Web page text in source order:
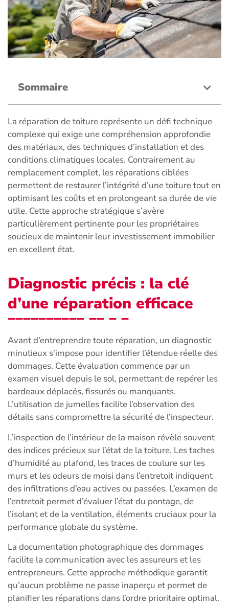
Sommaire
La réparation de toiture représente un défi technique
complexe qui exige une compréhension approfondie
des matériaux, des techniques d’installation et des
conditions climatiques locales. Contrairement au
remplacement complet, les réparations ciblées
permettent de restaurer l’intégrité d’une toiture tout en
optimisant les coûts et en prolongeant sa durée de vie
utile. Cette approche stratégique s’avère
particulièrement pertinente pour les propriétaires
soucieux de maintenir leur investissement immobilier
en excellent état.
Diagnostic précis : la clé
d’une réparation efficace
Avant d’entreprendre toute réparation, un diagnostic
minutieux s’impose pour identifier l’étendue réelle des
dommages. Cette évaluation commence par un
examen visuel depuis le sol, permettant de repérer les
bardeaux déplacés, fissurés ou manquants.
L’utilisation de jumelles facilite l’observation des
détails sans compromettre la sécurité de l’inspecteur.
L’inspection de l’intérieur de la maison révèle souvent
des indices précieux sur l’état de la toiture. Les taches
d’humidité au plafond, les traces de coulure sur les
murs et les odeurs de moisi dans l’entretoit indiquent
des infiltrations d’eau actives ou passées. L’examen de
l’entretoit permet d’évaluer l’état du pontage, de
l’isolant et de la ventilation, éléments cruciaux pour la
performance globale du système.
La documentation photographique des dommages
facilite la communication avec les assureurs et les
entrepreneurs. Cette approche méthodique garantit
qu’aucun problème ne passe inaperçu et permet de
planifier les réparations dans l’ordre prioritaire optimal.